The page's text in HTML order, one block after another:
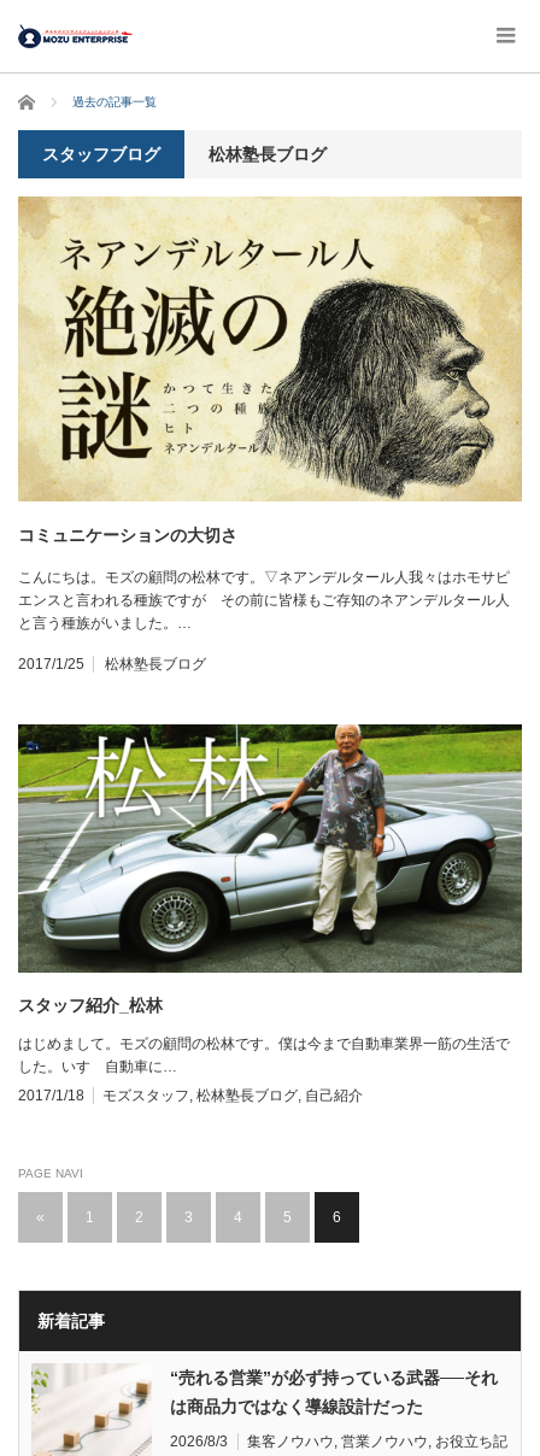
ホーム 過去の記事一覧
スタッフブログ 松林塾長ブログ
コミュニケーションの大切さ
こんにちは。モズの顧問の松林です。▽ネアンデルタール人我々はホモサピ
エンスと言われる種族ですが その前に皆様もご存知のネアンデルタール人
と言う種族がいました。…
2017/1/25 松林塾長ブログ
スタッフ紹介_松林
はじめまして。モズの顧問の松林です。僕は今まで自動車業界一筋の生活で
した。いすゞ自動車に…
2017/1/18
モズスタッフ 松林塾長ブログ 自己紹介
PAGE NAVI
« 1 2 3 4 5 6
新着記事
“売れる営業”が必ず持っている武器──それ
は商品力ではなく導線設計だった
2026/8/3 集客ノウハウ 営業ノウハウ お役立ち記